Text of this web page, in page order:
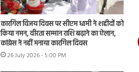
कारगिल विजय दिवस पर सीएम धामी ने शहीदों को
किया नमन, वीरता सम्मान राशि बढ़ाने का ऐलान,
कांग्रेस ने नहीं मनाया कारगिल दिवस
26 July 2026 - 5:00 PM